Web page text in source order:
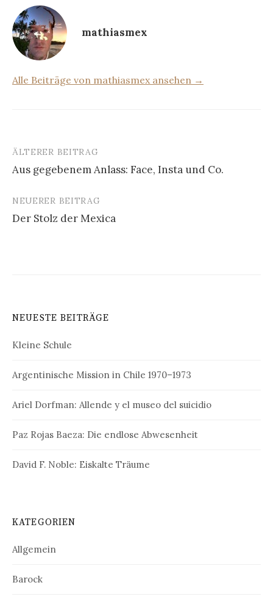
mathiasmex
Alle Beiträge von mathiasmex ansehen →
Beitrags-
Navigation
ÄLTERER BEITRAG
Aus gegebenem Anlass: Face, Insta und Co.
NEUERER BEITRAG
Der Stolz der Mexica
NEUESTE BEITRÄGE
Kleine Schule
Argentinische Mission in Chile 1970–1973
Ariel Dorfman: Allende y el museo del suicidio
Paz Rojas Baeza: Die endlose Abwesenheit
David F. Noble: Eiskalte Träume
KATEGORIEN
Allgemein
Barock